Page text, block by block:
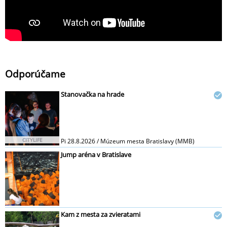
Odporúčame
CITYLIFE
Stanovačka na hrade
Pi 28.8.2026 / Múzeum mesta Bratislavy (MMB)
Jump aréna v Bratislave
Kam z mesta za zvieratami